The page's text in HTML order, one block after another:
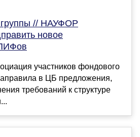
группы // НАУФОР
новое
участников фондового
в ЦБ предложения,
требований к структуре